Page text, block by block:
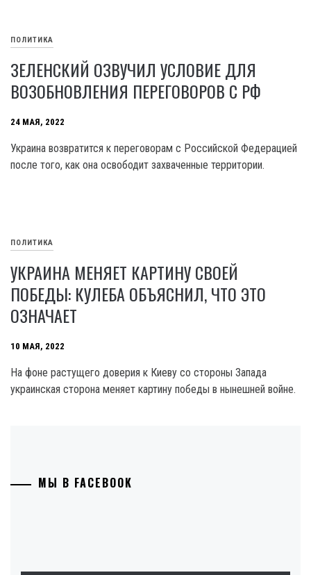
ПОЛИТИКА
ЗЕЛЕНСКИЙ ОЗВУЧИЛ УСЛОВИЕ ДЛЯ
ВОЗОБНОВЛЕНИЯ ПЕРЕГОВОРОВ С РФ
24 МАЯ, 2022
Украина возвратится к переговорам с Российской Федерацией
после того, как она освободит захваченные территории.
ПОЛИТИКА
УКРАИНА МЕНЯЕТ КАРТИНУ СВОЕЙ
ПОБЕДЫ: КУЛЕБА ОБЪЯСНИЛ, ЧТО ЭТО
ОЗНАЧАЕТ
10 МАЯ, 2022
На фоне растущего доверия к Киеву со стороны Запада
украинская сторона меняет картину победы в нынешней войне.
МЫ В FACEBOOK